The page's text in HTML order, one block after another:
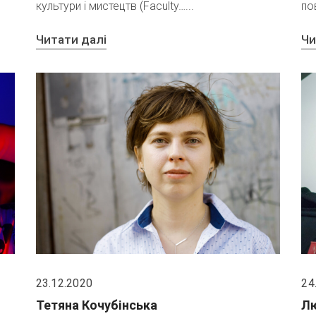
культури і мистецтв (Faculty…
Читати далі
23.12.2020
Тетяна Кочубінська